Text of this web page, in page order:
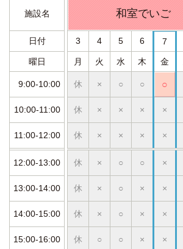
施設名 和室でいご
日付 3 4 5 6 7
曜日 月 火 水 木 金
9:00-10:00 休 × ○ ○ ○
10:00-11:00 休 × × × ×
11:00-12:00 休 × × × ×
12:00-13:00 休 × ○ ○ ×
13:00-14:00 休 × ○ × ×
14:00-15:00 休 × ○ × ×
15:00-16:00 休 ○ ○ × ×